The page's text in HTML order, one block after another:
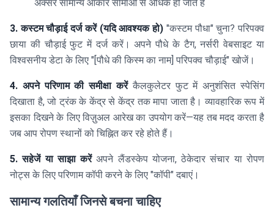
अक्सर सामान्य आकार सीमाओं से अधिक हो जाते हैं
3. कस्टम चौड़ाई दर्ज करें (यदि आवश्यक हो) "कस्टम पौधा" चुना? परिपक्व
छाया की चौड़ाई फुट में दर्ज करें। अपने पौधे के टैग, नर्सरी वेबसाइट या
विश्वसनीय डेटा के लिए "[पौधे की किस्म का नाम] परिपक्व चौड़ाई" खोजें।
4. अपने परिणाम की समीक्षा करेंकैलकुलेटर फुट में अनुशंसित स्पेसिंग
दिखाता है, जो ट्रंक के केंद्र से केंद्र तक मापा जाता है। व्यावहारिक रूप में
इसका दिखने के लिए विज़ुअल आरेख का उपयोग करें—यह तब मदद करता है
जब आप रोपण स्थानों को चिह्नित कर रहे होते हैं।
5. सहेजें या साझा करेंअपने लैंडस्केप योजना, ठेकेदार संचार या रोपण
नोट्स के लिए परिणाम कॉपी करने के लिए "कॉपी" दबाएं।
सामान्य गलतियाँ जिनसे बचना चाहिए